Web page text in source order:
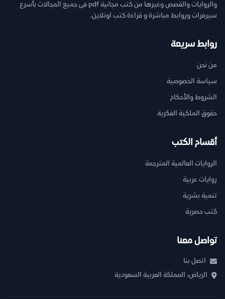
والروايات والقصص وغيرها من كتب مجانية pdf فى جميع المجالات بأسرع
سيرفرات وروابط مباشرة و قراءة كتب اونلاين.
روابط سريعة
من نحن
سياسة الخصوصية
الشروط والأحكام
حقوق الملكية الفكرية
أقسام الكتب
الروايات العالمية المترجمة
روايات عربية
تنمية بشرية
كتب حصرية
تواصل معنا
اتصل بنا
الرياض، المملكة العربية السعودية